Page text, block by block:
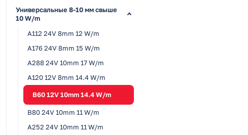
Универсальные 8-10 мм свыше
10 W/m
A112 24V 8mm 12 W/m
A176 24V 8mm 15 W/m
A288 24V 10mm 17 W/m
A120 12V 8mm 14.4 W/m
B60 12V 10mm 14.4 W/m
B80 24V 10mm 11 W/m
A252 24V 10mm 11 W/m